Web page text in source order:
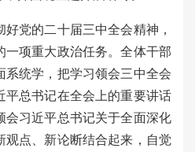
党的二十届三中全会精神，
一项重大政治任务。全体干部
系统学，把学习领会三中全会
平总书记在全会上的重要讲话
会习近平总书记关于全面深化
观点、新论断结合起来，自觉